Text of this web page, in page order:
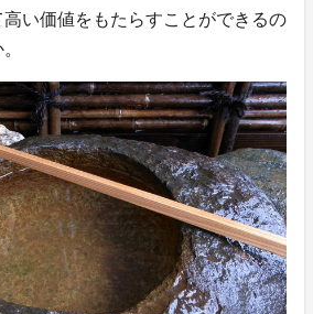
い価値をもたらすことができるの